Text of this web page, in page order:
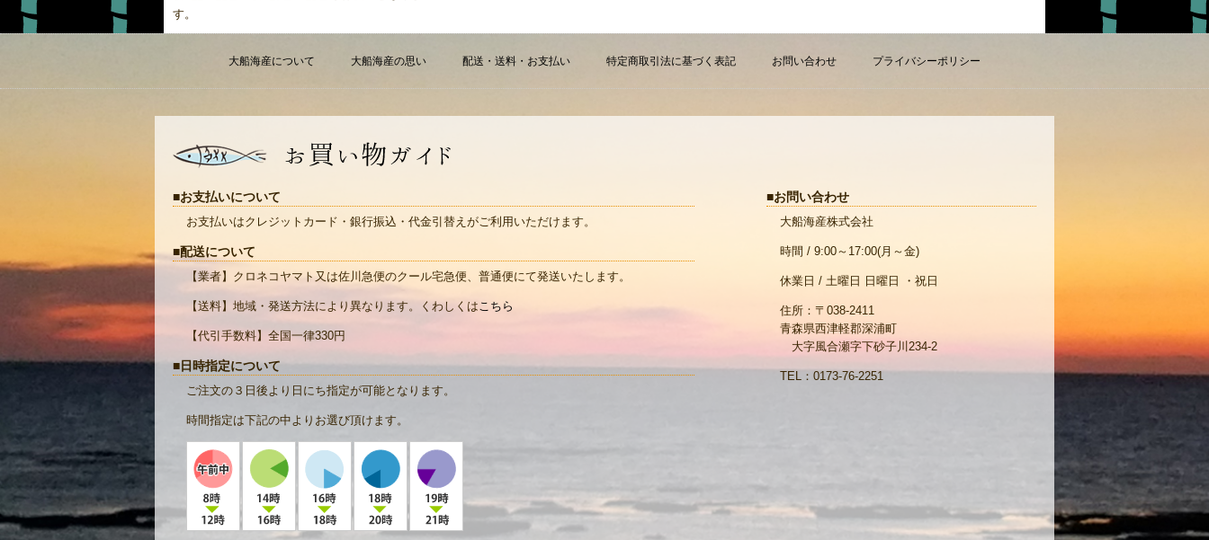
す。
大船海産について 大船海産の思い 配送・送料・お支払い 特定商取引法に基づく表記 お問い合わせ プライバシーポリシー
お支払いについて
お支払いはクレジットカード・銀行振込・代金引替えがご利用いただけます。
配送について
【業者】クロネコヤマト又は佐川急便のクール宅急便、普通便にて発送いたします。
【送料】地域・発送方法により異なります。くわしくはこちら
【代引手数料】全国一律330円
日時指定について
ご注文の３日後より日にち指定が可能となります。
時間指定は下記の中よりお選び頂けます。
お問い合わせ
大船海産株式会社
時間 / 9:00～17:00(月～金)
休業日 / 土曜日 日曜日 ・祝日
住所：〒038-2411
青森県西津軽郡深浦町
大字風合瀬字下砂子川234-2
TEL：0173-76-2251